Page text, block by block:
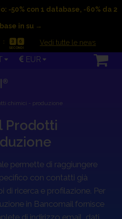
-50% con 1 database, -60% da 2
in su →
3 5 Vedi tutte le news
EUR
FINO AL 23/08/2026
3 0 3 6
chimici - produzione
Prodotti
permette di raggiungere
con contatti già
di ricerca e profilazione. Per
in Bancomail fornisce
di indirizzo email, dati